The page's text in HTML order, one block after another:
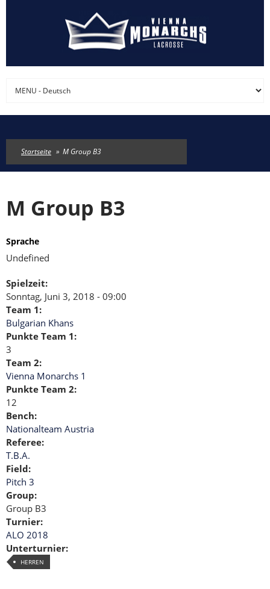
Startseite » M Group B3
M Group B3
Sprache
Undefined
Spielzeit:
Sonntag, Juni 3, 2018 - 09:00
Team 1:
Bulgarian Khans
Punkte Team 1:
3
Team 2:
Vienna Monarchs 1
Punkte Team 2:
12
Bench:
Nationalteam Austria
Referee:
T.B.A.
Field:
Pitch 3
Group:
Group B3
Turnier:
ALO 2018
Unterturnier:
HERREN